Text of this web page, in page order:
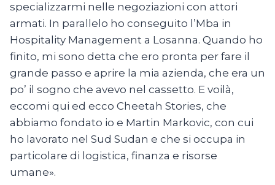
specializzarmi nelle negoziazioni con attori
armati. In parallelo ho conseguito l’Mba in
Hospitality Management a Losanna. Quando ho
finito, mi sono detta che ero pronta per fare il
grande passo e aprire la mia azienda, che era un
po’ il sogno che avevo nel cassetto. E voilà,
eccomi qui ed ecco Cheetah Stories, che
abbiamo fondato io e Martin Markovic, con cui
ho lavorato nel Sud Sudan e che si occupa in
particolare di logistica, finanza e risorse
umane».